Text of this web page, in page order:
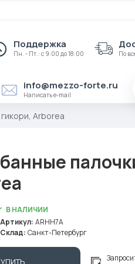
Поддержка
Пн. - Пт.: с 9:00 до 18:00 По
info@mezzo-forte.ru
Написать e-mail
Arborea
В НАЛИЧИИ
Артикул: ARHH7A
Склад: Санкт-Петербург